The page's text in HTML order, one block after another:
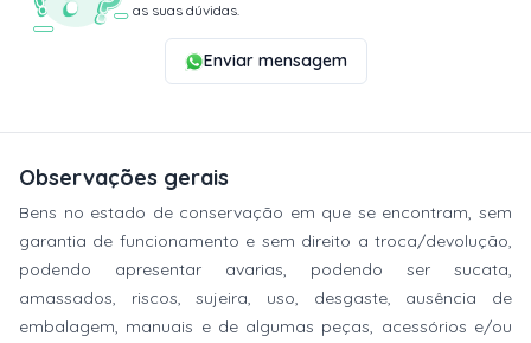
as suas dúvidas.
Enviar mensagem
Observações gerais
Bens no estado de conservação em que se encontram, sem
garantia de funcionamento e sem direito a troca/devolução,
podendo apresentar avarias, podendo ser sucata,
amassados, riscos, sujeira, uso, desgaste, ausência de
embalagem, manuais e de algumas peças, acessórios e/ou